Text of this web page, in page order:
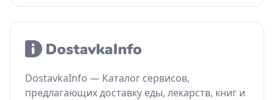
DostavkaInfo — Каталог сервисов,
предлагающих доставку еды, лекарств, книг и